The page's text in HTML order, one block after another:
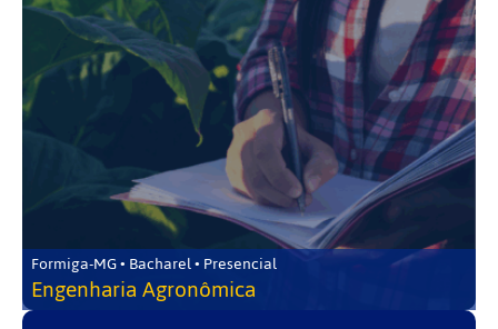
Formiga-MG • Bacharel • Presencial
Engenharia Agronômica